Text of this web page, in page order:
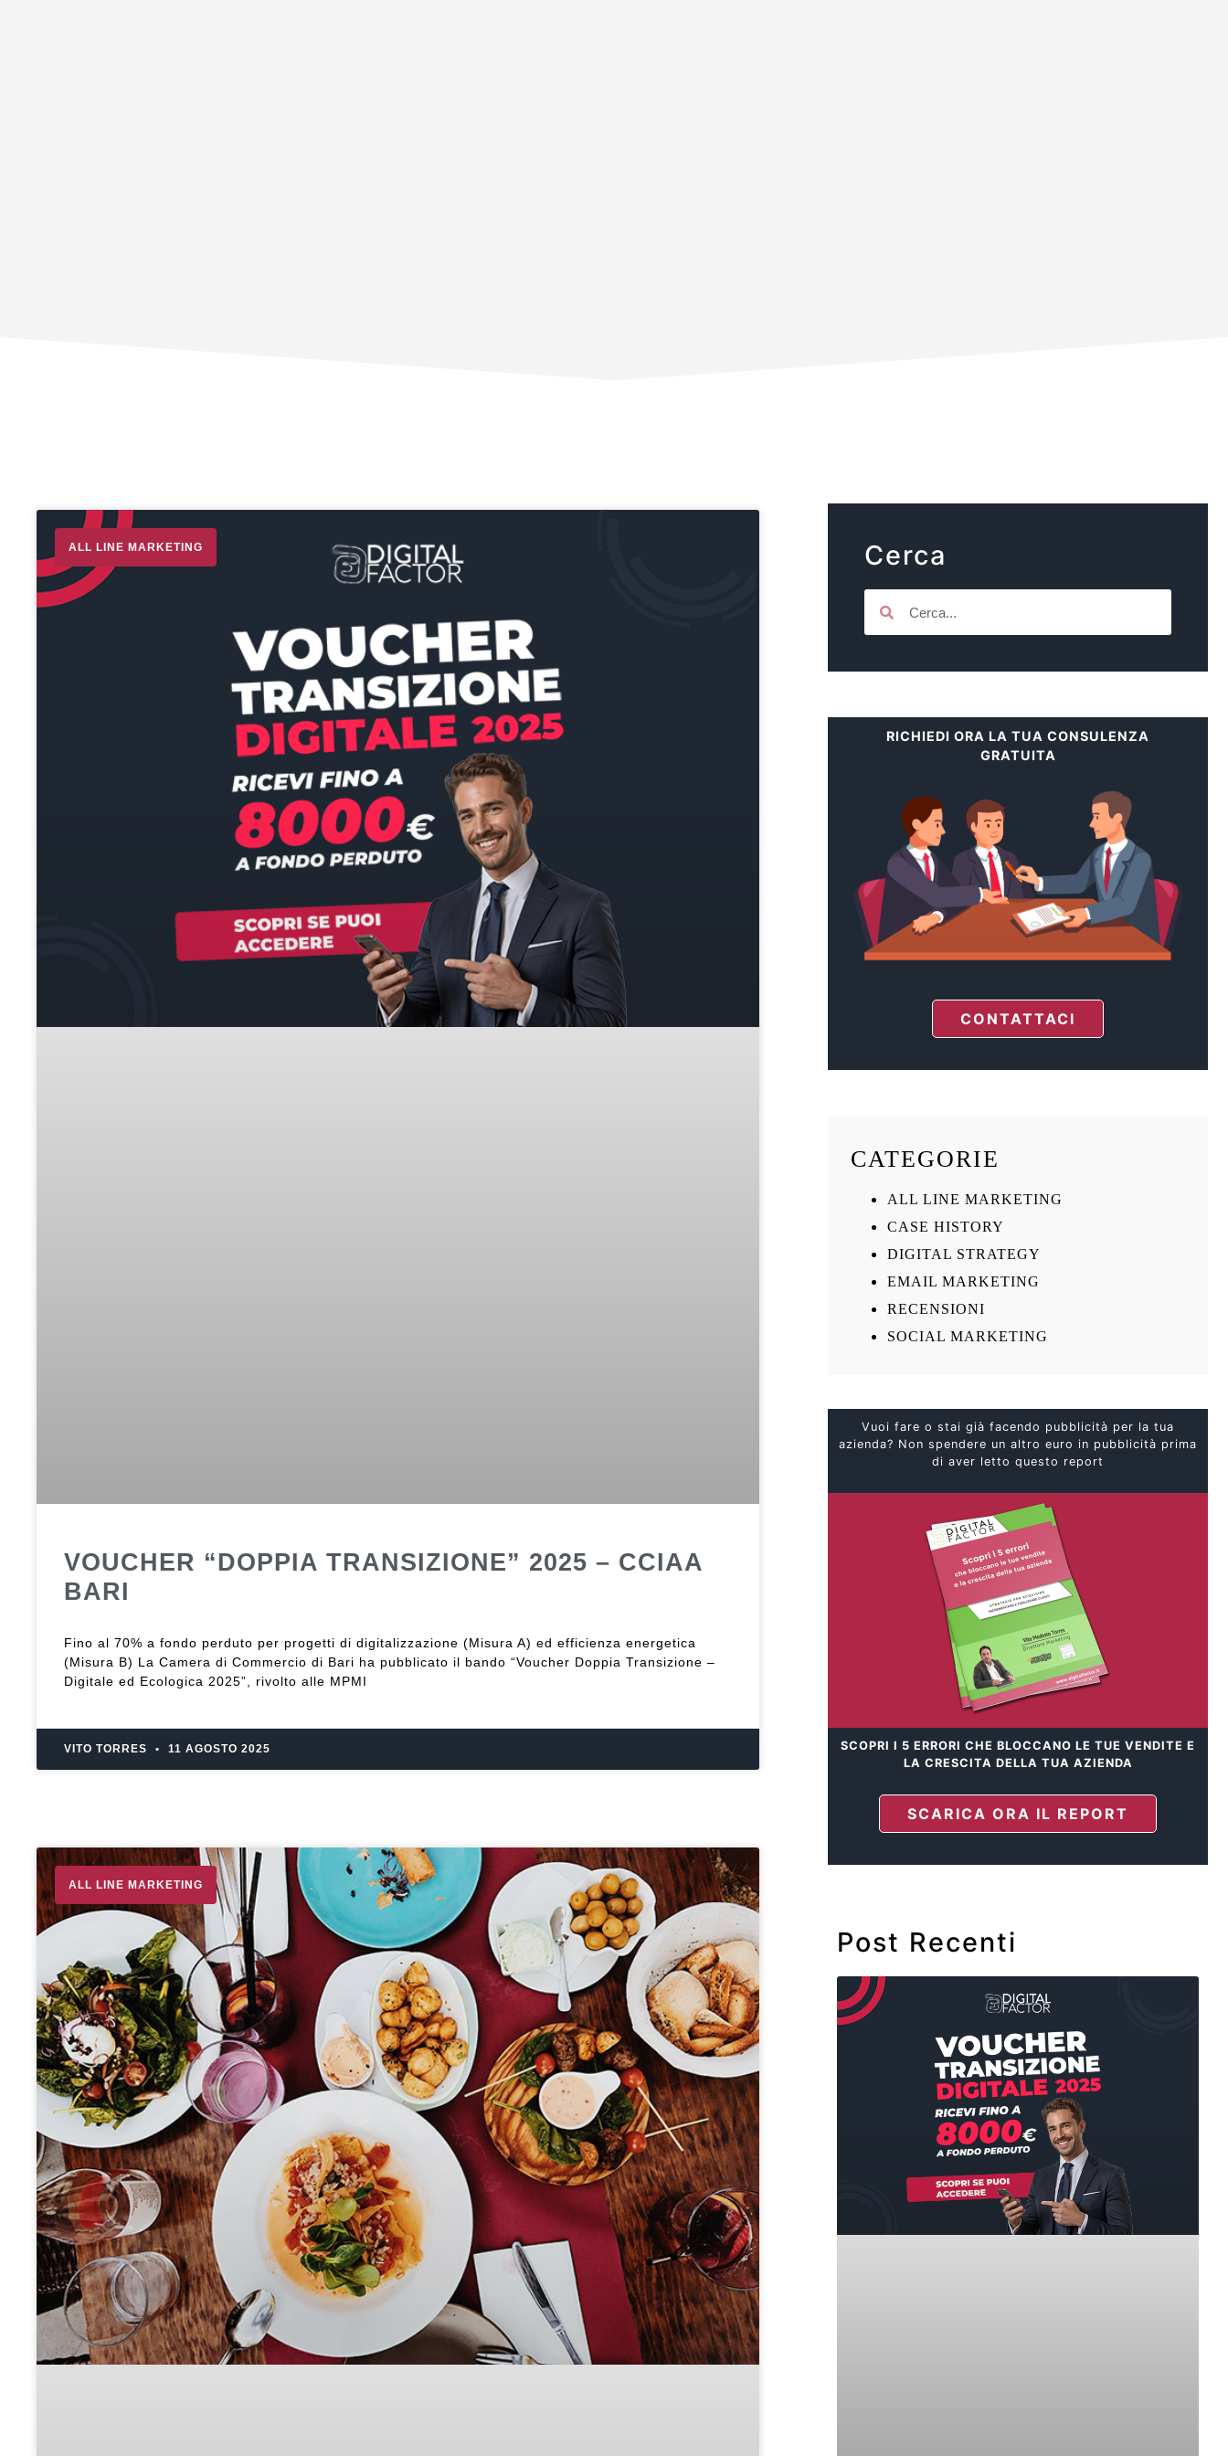
ALL LINE MARKETING
VOUCHER “DOPPIA TRANSIZIONE” 2025 – CCIAA
BARI
Fino al 70% a fondo perduto per progetti di digitalizzazione (Misura A) ed efficienza energetica
(Misura B) La Camera di Commercio di Bari ha pubblicato il bando “Voucher Doppia Transizione –
Digitale ed Ecologica 2025”, rivolto alle MPMI
VITO TORRES 11 AGOSTO 2025
ALL LINE MARKETING
Cerca
RICHIEDI ORA LA TUA CONSULENZA
GRATUITA
CONTATTACI
CATEGORIE
ALL LINE MARKETING
CASE HISTORY
DIGITAL STRATEGY
EMAIL MARKETING
RECENSIONI
SOCIAL MARKETING
Vuoi fare o stai già facendo pubblicità per la tua
azienda? Non spendere un altro euro in pubblicità prima
di aver letto questo report
SCOPRI I 5 ERRORI CHE BLOCCANO LE TUE VENDITE E
LA CRESCITA DELLA TUA AZIENDA
SCARICA ORA IL REPORT
Post Recenti